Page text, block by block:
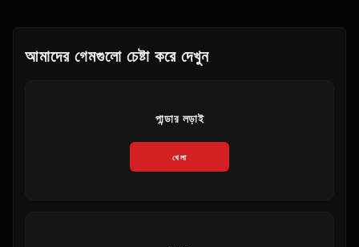
আমাদের গেমগুলো চেষ্টা করে দেখুন
পান্ডার লড়াই
খেলা